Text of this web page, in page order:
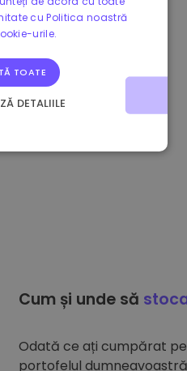
Cum și unde să
Odată ce ați cumpărat pe
portofelul
cu Politica noastră
urile.
TOATE
DETALIILE